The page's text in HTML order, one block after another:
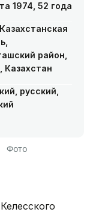
1974, 52 года
район,
Казахстан
русский,
Фото